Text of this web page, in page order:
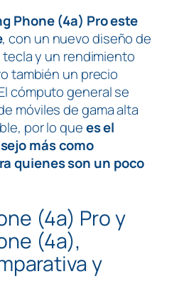
Phone (4a) Pro este
, con un nuevo diseño de
y un rendimiento
también un precio
cómputo general se
móviles de gama alta
por lo quees el
más como
quienes son un poco
(4a) Pro y
(4a),
y